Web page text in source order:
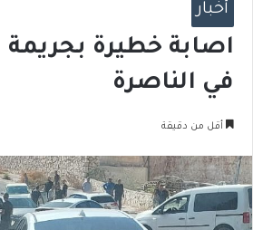
أخبار
اصابة خطيرة بجريمة
في الناصرة
أقل من دقيقة